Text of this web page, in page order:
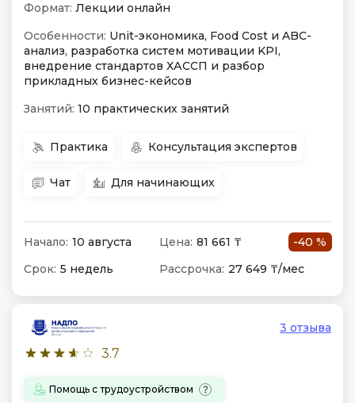
Формат: Лекции онлайн
Особенности: Unit-экономика, Food Cost и ABC-
анализ, разработка систем мотивации KPI,
внедрение стандартов ХАССП и разбор
прикладных бизнес-кейсов
Занятий: 10 практических занятий
Практика Консультация экспертов
Чат Для начинающих
Начало: 10 августа Цена: 81 661 ₸
-40 %
Срок: 5 недель Рассрочка: 27 649 ₸/мес
3.7
3 отзыва
Помощь с трудоустройством